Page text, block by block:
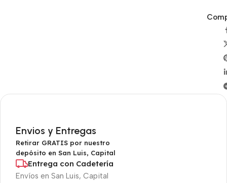
Envios y Entregas
Retirar GRATIS por nuestro
depósito en San Luis, Capital
Entrega con Cadetería
Envíos en San Luis, Capital